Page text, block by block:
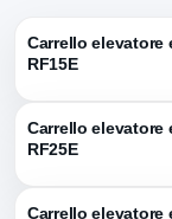
Carrello elevatore
RF15E
Carrello elevatore
RF25E
Carrello elevatore